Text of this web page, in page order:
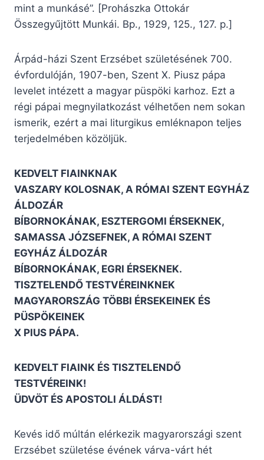
mint a munkásé”. [Prohászka Ottokár
Összegyűjtött Munkái. Bp., 1929, 125., 127. p.]
Árpád-házi Szent Erzsébet születésének 700.
évfordulóján, 1907-ben, Szent X. Piusz pápa
levelet intézett a magyar püspöki karhoz. Ezt a
régi pápai megnyilatkozást vélhetően nem sokan
ismerik, ezért a mai liturgikus emléknapon teljes
terjedelmében közöljük.
KEDVELT FIAINKNAK
VASZARY KOLOSNAK, A RÓMAI SZENT EGYHÁZ
ÁLDOZÁR
BÍBORNOKÁNAK, ESZTERGOMI ÉRSEKNEK,
SAMASSA JÓZSEFNEK, A RÓMAI SZENT
EGYHÁZ ÁLDOZÁR
BÍBORNOKÁNAK, EGRI ÉRSEKNEK.
TISZTELENDŐ TESTVÉREINKNEK
MAGYARORSZÁG TÖBBI ÉRSEKEINEK ÉS
PÜSPÖKEINEK
X PIUS PÁPA.
KEDVELT FIAINK ÉS TISZTELENDŐ
TESTVÉREINK!
ÜDVÖT ÉS APOSTOLI ÁLDÁST!
Kevés idő múltán elérkezik magyarországi szent
Erzsébet születése évének várva-várt hét